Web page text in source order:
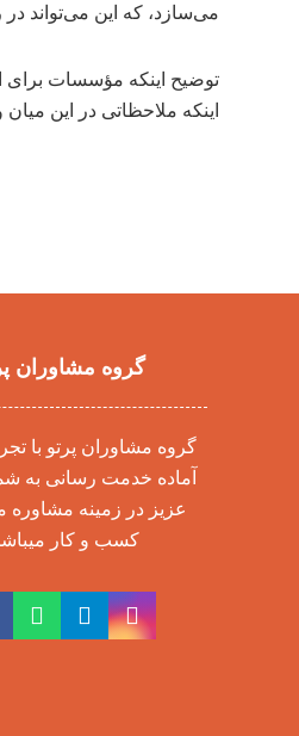
می‌سازد، که این می‌تواند
توضیح اینکه مؤسسات برای
اینکه ملاحظاتی در این
گروه مشاوران
گروه مشاوران پرتو با
آماده خدمت رسانی به
عزیز در زمینه مشاوره
کسب و کار